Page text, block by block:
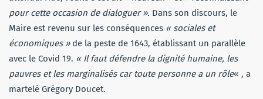
pour cette occasion de dialoguer ». Dans son discours, le
Maire est revenu sur les conséquences « sociales et
économiques »de la peste de 1643, établissant un parallèle
avec le Covid 19. « Il faut défendre la dignité humaine, les
pauvres et les marginalisés car toute personne a un rôle« , a
martelé Grégory Doucet.